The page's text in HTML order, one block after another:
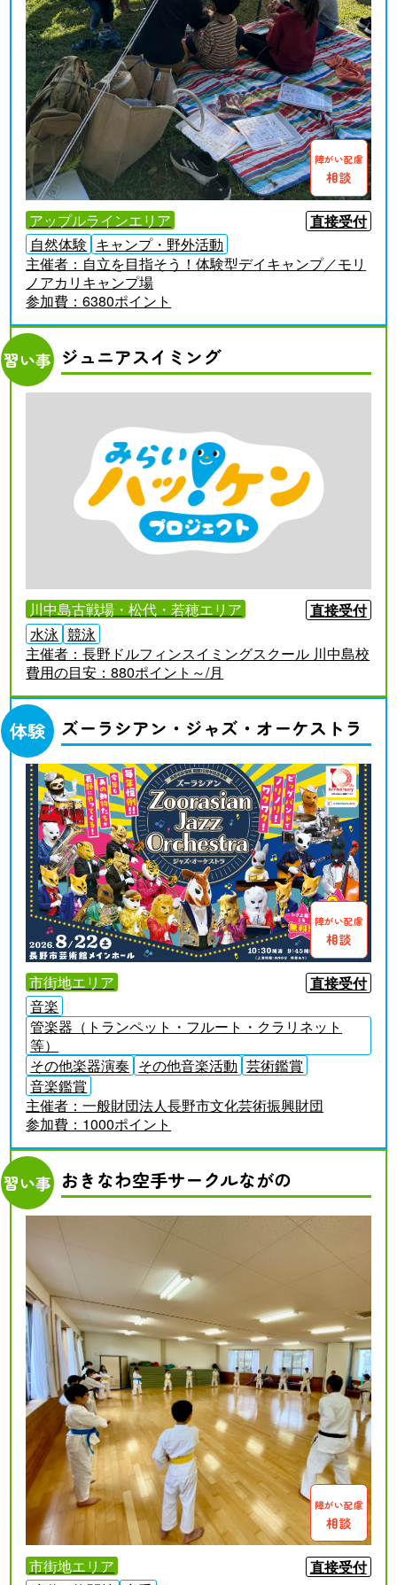
障がい配慮
相談
アップルラインエリア
直接受付
自然体験 キャンプ・野外活動
主催者： 自立を目指そう！体験型デイキャンプ／モリ
ノアカリキャンプ場
参加費：6380ポイント
習い事 ジュニアスイミング
川中島古戦場・松代・若穂エリア
直接受付
水泳 競泳
主催者：長野ドルフィンスイミングスクール 川中島校
費用の目安：880ポイント～/月
体験 ズーラシアン・ジャズ・オーケストラ
障がい配慮
相談
市街地エリア
直接受付
音楽
管楽器（トランペット・フルート・クラリネット
等）
その他楽器演奏 その他音楽活動 芸術鑑賞
音楽鑑賞
主催者：一般財団法人長野市文化芸術振興財団
参加費： 1000ポイント
習い事 おきなわ空手サークルながの
障がい配慮
相談
市街地エリア
直接受付